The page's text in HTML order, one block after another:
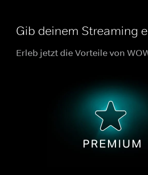
Gib deinem Streaming
Erleb jetzt die Vorteile von